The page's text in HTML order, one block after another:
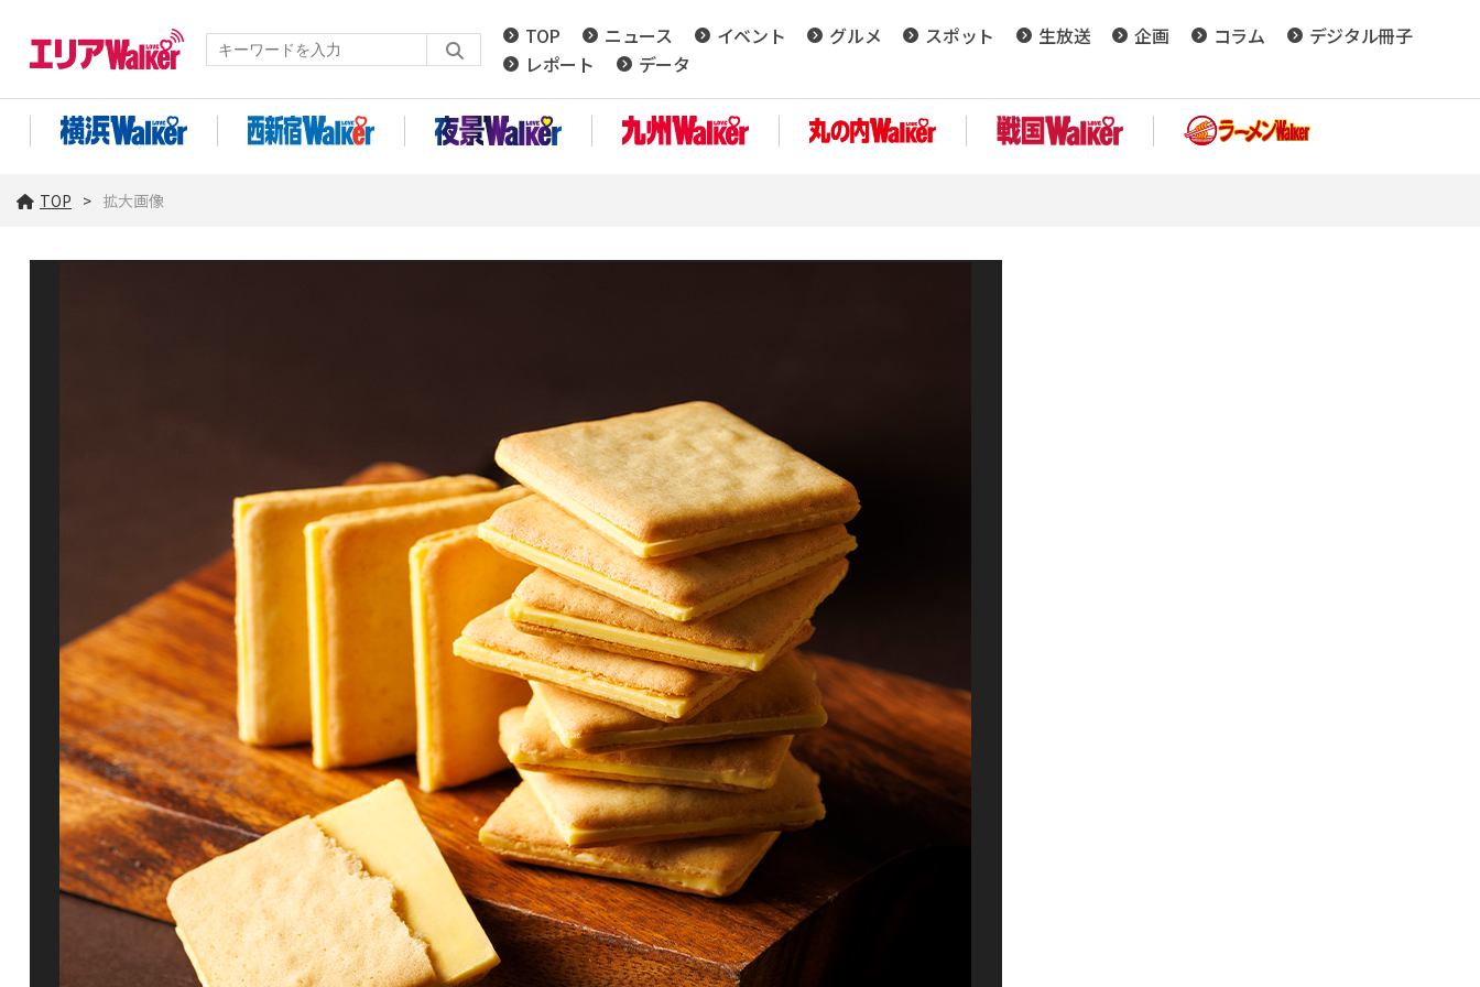
TOP ニュース イベント グルメ スポット 生放送 企画 コラム
デジタル冊子
レポート
データ
TOP 拡大画像